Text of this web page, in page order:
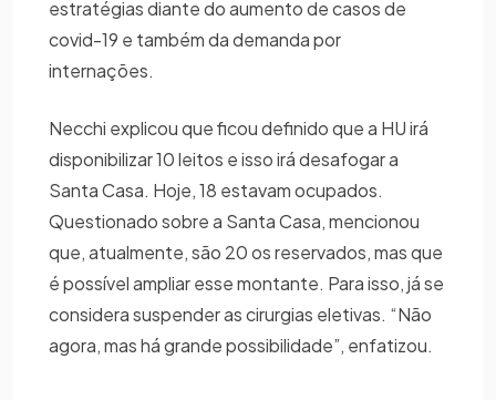
estratégias diante do aumento de casos de
covid-19 e também da demanda por
internações.
Necchi explicou que ficou definido que a HU irá
disponibilizar 10 leitos e isso irá desafogar a
Santa Casa. Hoje, 18 estavam ocupados.
Questionado sobre a Santa Casa, mencionou
que, atualmente, são 20 os reservados, mas que
é possível ampliar esse montante. Para isso, já se
considera suspender as cirurgias eletivas. “Não
agora, mas há grande possibilidade”, enfatizou.